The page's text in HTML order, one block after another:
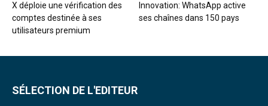
X déploie une vérification des
comptes destinée à ses
utilisateurs premium
Innovation: WhatsApp active
ses chaînes dans 150 pays
SÉLECTION DE L'EDITEUR